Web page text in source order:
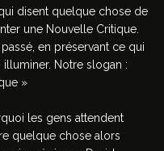
disent quelque chose de
une Nouvelle Critique.
en préservant ce qui
Notre slogan :
»
les gens attendent
quelque chose alors